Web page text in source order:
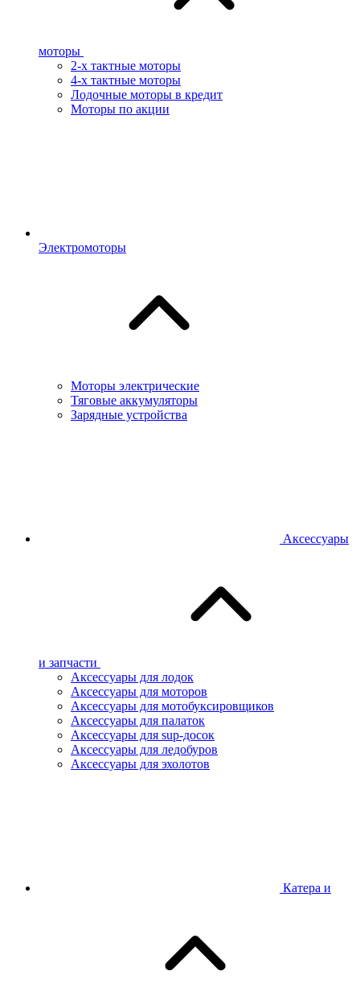
моторы
2-х тактные моторы
4-х тактные моторы
Лодочные моторы в кредит
Моторы по акции
Электромоторы
Моторы электрические
Тяговые аккумуляторы
Зарядные устройства
Аксессуары
и запчасти
Аксессуары для лодок
Аксессуары для моторов
Аксессуары для мотобуксировщиков
Аксессуары для палаток
Аксессуары для sup-досок
Аксессуары для ледобуров
Аксессуары для эхолотов
Катера и